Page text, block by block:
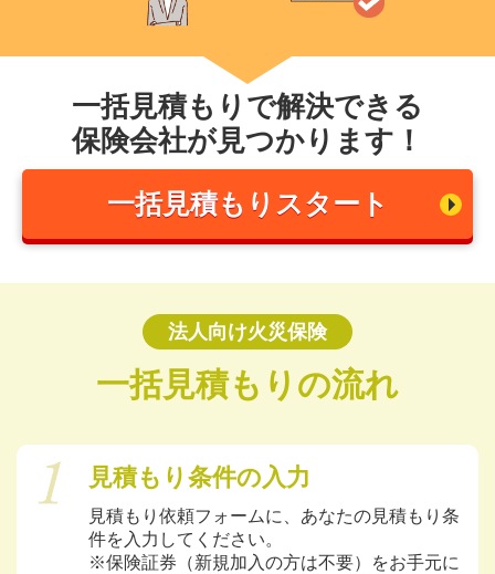
一括見積もりで解決できる
保険会社が見つかります！
一括見積もりスタート
法人向け火災保険
一括見積もりの流れ
見積もり条件の入力
見積もり依頼フォームに、あなたの見積もり条
件を入力してください。
※保険証券（新規加入の方は不要）をお手元に